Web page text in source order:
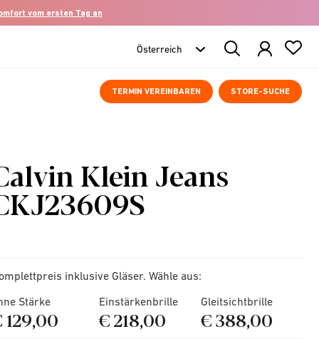
vom ersten Tag an
Search
Products
TERMIN VEREINBAREN STORE-SUCHE
Klein Jeans
inklusive Gläser. Wähle aus:
Stärke
129,00
Einstärkenbrille
€ 218,00
Gleitsichtbrille
€ 388,00